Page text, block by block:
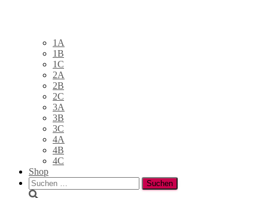
1A
1B
1C
2A
2B
2C
3A
3B
3C
4A
4B
4C
Shop
Suchen
nach: